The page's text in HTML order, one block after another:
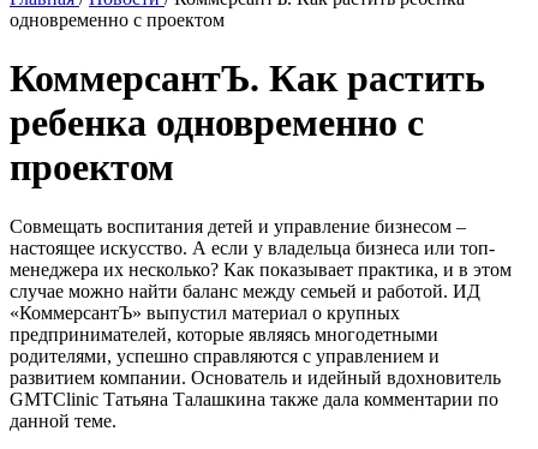
одновременно с проектом
КоммерсантЪ. Как растить
ребенка одновременно с
проектом
Совмещать воспитания детей и управление бизнесом –
настоящее искусство. А если у владельца бизнеса или топ-
менеджера их несколько? Как показывает практика, и в этом
случае можно найти баланс между семьей и работой. ИД
«КоммерсантЪ» выпустил материал о крупных
предпринимателей, которые являясь многодетными
родителями, успешно справляются с управлением и
развитием компании. Основатель и идейный вдохновитель
GMTClinic Татьяна Талашкина также дала комментарии по
данной теме.